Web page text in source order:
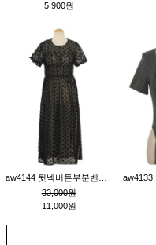
5,900원
33,000원
11,000원